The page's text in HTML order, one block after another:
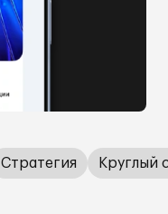
Стратегия
Круглый